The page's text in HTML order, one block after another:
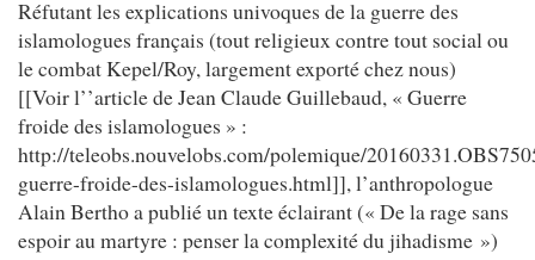
Réfutant les explications univoques de la guerre des
islamologues français (tout religieux contre tout social ou
le combat Kepel/Roy, largement exporté chez nous)
[[Voir l’’article de Jean Claude Guillebaud, « Guerre
froide des islamologues » :
http://teleobs.nouvelobs.com/polemique/
guerre-froide-des-islamologues.html]], l’anthropologue
Alain Bertho a publié un texte éclairant (« De la rage sans
espoir au martyre : penser la complexité du jihadisme »)